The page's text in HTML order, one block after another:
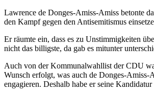
Lawrence de Donges-Amiss-Amiss betonte
den Kampf gegen den Antisemitismus
Er räumte ein, dass es zu Unstimmigkeiten
nicht das billigste, da gab es mitunter
Auch von der Kommunalwahllist der CDU
Wunsch erfolgt, was auch de Donges-
engagieren. Deshalb habe er seine